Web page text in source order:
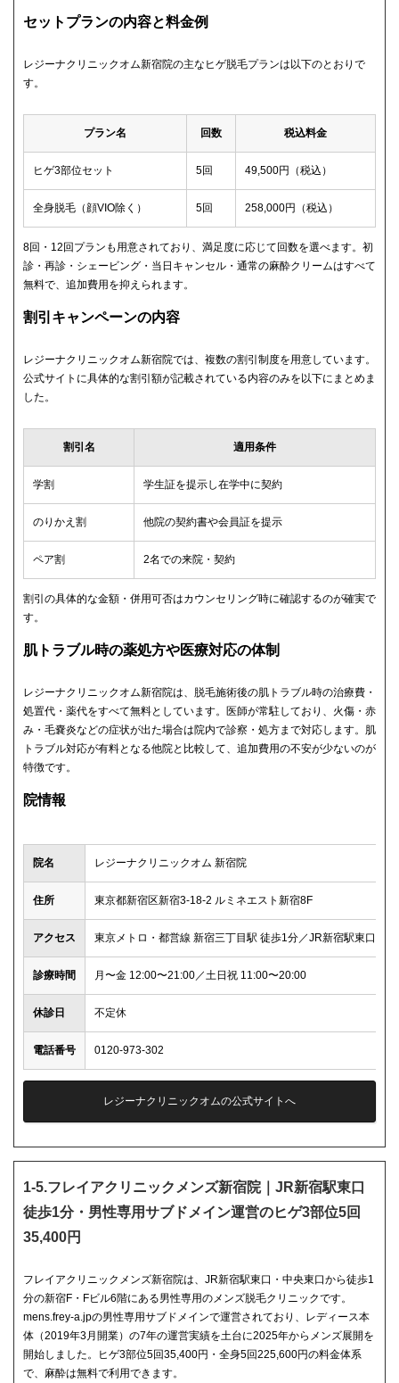
セットプランの内容と料金例
レジーナクリニックオム新宿院の主なヒゲ脱毛プランは以下のとおりで
す。
プラン名 回数 税込料金
ヒゲ3部位セット 5回 49,500円（税込）
全身脱毛（顔VIO除く） 5回 258,000円（税込）
8回・12回プランも用意されており、満足度に応じて回数を選べます。初
診・再診・シェービング・当日キャンセル・通常の麻酔クリームはすべて
無料で、追加費用を抑えられます。
割引キャンペーンの内容
レジーナクリニックオム新宿院では、複数の割引制度を用意しています。
公式サイトに具体的な割引額が記載されている内容のみを以下にまとめま
した。
割引名 適用条件
学割 学生証を提示し在学中に契約
のりかえ割 他院の契約書や会員証を提示
ペア割 2名での来院・契約
割引の具体的な金額・併用可否はカウンセリング時に確認するのが確実で
す。
肌トラブル時の薬処方や医療対応の体制
レジーナクリニックオム新宿院は、脱毛施術後の肌トラブル時の治療費・
処置代・薬代をすべて無料としています。医師が常駐しており、火傷・赤
み・毛嚢炎などの症状が出た場合は院内で診察・処方まで対応します。肌
トラブル対応が有料となる他院と比較して、追加費用の不安が少ないのが
特徴です。
院情報
院名 レジーナクリニックオム 新宿院
住所 東京都新宿区新宿3-18-2 ルミネエスト新宿8F
アクセス 東京メトロ・都営線 新宿三丁目駅 徒歩1分／JR新宿駅東口 徒
診療時間 月〜金 12:00〜21:00／土日祝 11:00〜20:00
休診日 不定休
電話番号 0120-973-302
レジーナクリニックオムの公式サイトへ
1-5.フレイアクリニックメンズ新宿院｜JR新宿駅東口
徒歩1分・男性専用サブドメイン運営のヒゲ3部位5回
35,400円
フレイアクリニックメンズ新宿院は、JR新宿駅東口・中央東口から徒歩1
分の新宿F・Fビル6階にある男性専用のメンズ脱毛クリニックです。
mens.frey-a.jpの男性専用サブドメインで運営されており、レディース本
体（2019年3月開業）の7年の運営実績を土台に2025年からメンズ展開を
開始しました。ヒゲ3部位5回35,400円・全身5回225,600円の料金体系
で、麻酔は無料で利用できます。